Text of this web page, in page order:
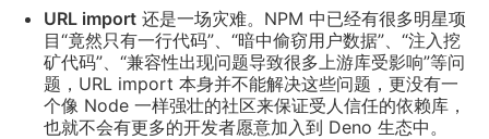
URL import 还是一场灾难。NPM 中已经有很多明星项
目“竟然只有一行代码”、“暗中偷窃用户数据”、“注入挖
矿代码”、“兼容性出现问题导致很多上游库受影响”等问
题，URL import 本身并不能解决这些问题，更没有一
个像 Node 一样强壮的社区来保证受人信任的依赖库，
也就不会有更多的开发者愿意加入到 Deno 生态中。